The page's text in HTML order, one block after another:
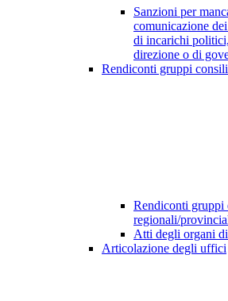
Sanzioni per
comunicazione
di incarichi
direzione o di
Rendiconti gruppi
Rendiconti gruppi
regionali/
Atti degli organi
Articolazione degli uffici